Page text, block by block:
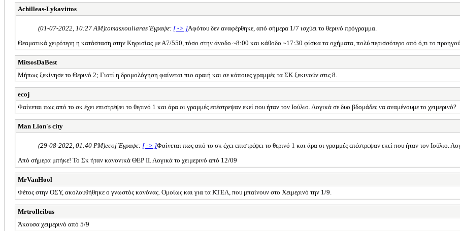
Achilleas-Lykavittos
(01-07-2022, 10:27 AM)tomasxouliaras Έγραψε: [ -> ]Αφότου δεν αναφέρθηκε, από σήμερα 1/7 ισχύει το θερινό πρόγραμμα.
Θεαματικά χειρότερη η κατάσταση στην Κηφισίας με Α7/550, τόσο στην άνοδο ~8:00 και κάθοδο ~17:30 φίσκα τα οχήματα, πολύ περισσότερο από ό,τι το
MitsosDaBest
Μήπως ξεκίνησε το Θερινό 2; Γιατί η δρομολόγηση φαίνεται πιο αραιή και σε κάποιες γραμμές τα ΣΚ ξεκινούν στις 8.
ecoj
Φαίνεται πως από το σκ έχει επιστρέψει το θερινό 1 και άρα οι γραμμές επέστρεψαν εκεί που ήταν τον Ιούλιο. Λογικά σε δυο βδομάδες να αναμένουμε το χειμερινό?
Man Lion's city
(29-08-2022, 01:40 PM)ecoj Έγραψε: [ -> ]Φαίνεται πως από το σκ έχει επιστρέψει το θερινό 1 και άρα οι γραμμές επέστρεψαν εκεί που ήταν τον Ιούλιο.
Από σήμερα μπήκε! Το Σκ ήταν κανονικά ΘΕΡ ΙΙ. Λογικά το χειμερινό από 12/09
MrVanHool
Φέτος στην ΟΣΥ, ακολουθήθηκε ο γνωστός κανόνας. Ομοίως και για τα ΚΤΕΛ, που μπαίνουν στο Χειμερινό την 1/9.
Mrtrolleibus
Άκουσα χειμερινό από 5/9